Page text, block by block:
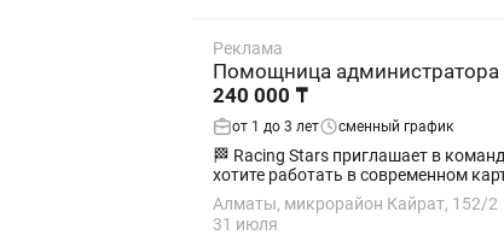
Реклама
Помощница администратора
240 000 ₸
от 1 до 3 лет сменный график
🏁 Racing Stars приглашает в команду помощницу администратора! Если
хотите работать в современном
Алматы, микрорайон Кайрат, 152/2
31 июля